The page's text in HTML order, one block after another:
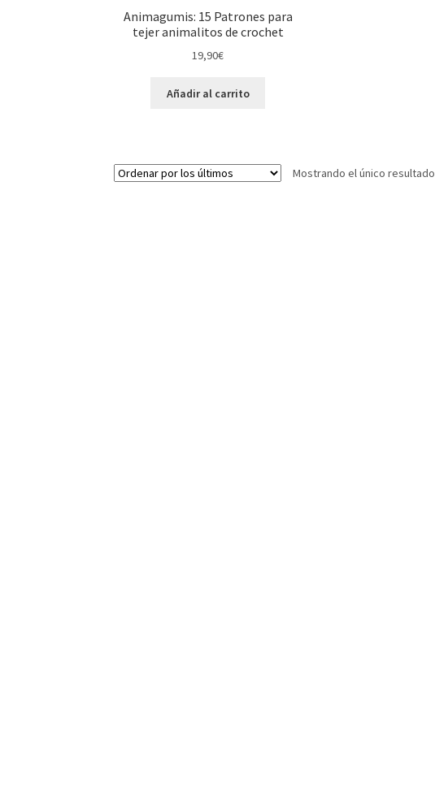
Animagumis: 15 Patrones para
tejer animalitos de crochet
19,90€
Añadir al carrito
Mostrando el único resultado